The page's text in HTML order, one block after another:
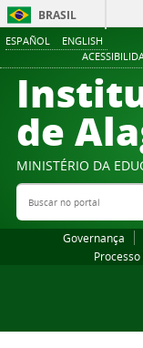
ESPAÑOL ENGLISH
BRASIL
de
MINISTÉRIO DA
Buscar no portal
Governança